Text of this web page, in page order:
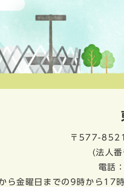
〒577-8521
(法人
電話：
ら金曜日までの9時から17